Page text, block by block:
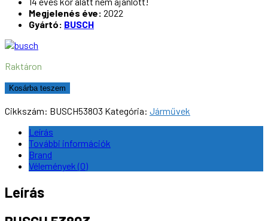
Megjelenés éve: 2022
Gyártó: BUSCH
Raktáron
BUSCH
Fortschritt
088
trágyaszóró
pótkocsi,
»goldene
mennyiség
Kosárba teszem
Cikkszám: BUSCH53803 Kategória: Járművek
Leírás
További információk
Brand
Vélemények (0)
Leírás